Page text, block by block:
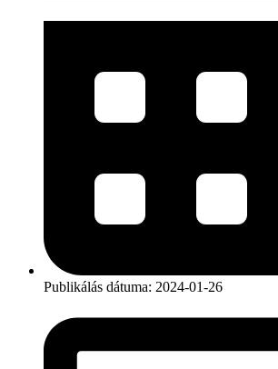
Publikálás dátuma: 2024-01-26